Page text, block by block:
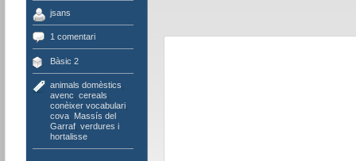
jsans
1 comentari
Bàsic 2
animals domèstics
avenc cereals
conèixer vocabulari,
cova, Massís del
Garraf, verdures i
hortalisse